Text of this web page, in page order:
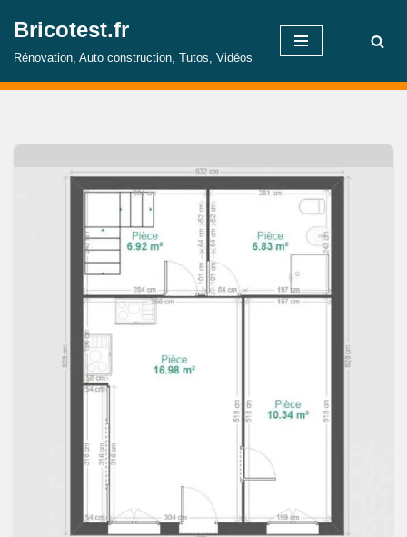
Aller
contenu
Bricotest.fr
Rénovation, Auto construction, Tutos, Vidéos